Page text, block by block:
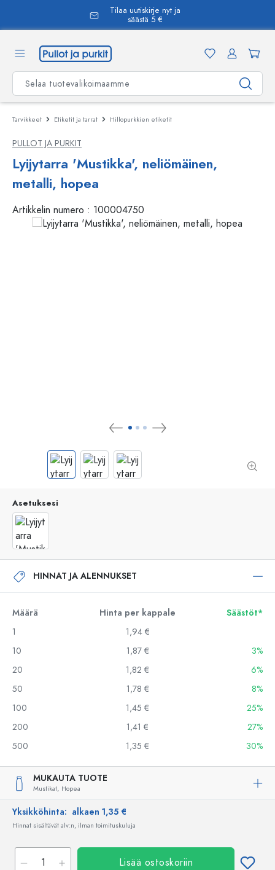
Tilaa uutiskirje nyt ja
säästä 5 €
Tarvikkeet Etiketit ja tarrat Hillopurkkien etiketit
PULLOT JA PURKIT
Lyijytarra 'Mustikka', neliömäinen,
metalli, hopea
Artikkelin numero : 100004750
Asetuksesi
HINNAT JA ALENNUKSET
Määrä Hinta per kappale
Säästöt*
1
1,94 €
10
1,87 €
3%
20
1,82 €
6%
50
1,78 €
8%
100
1,45 €
25%
200
1,41 €
27%
500
1,35 € 30%
MUKAUTA TUOTE
Mustikat, Hopea
Yksikköhinta: alkaen 1,35 €
Hinnat sisältävät alv:n, ilman toimituskuluja
Lisää ostoskoriin